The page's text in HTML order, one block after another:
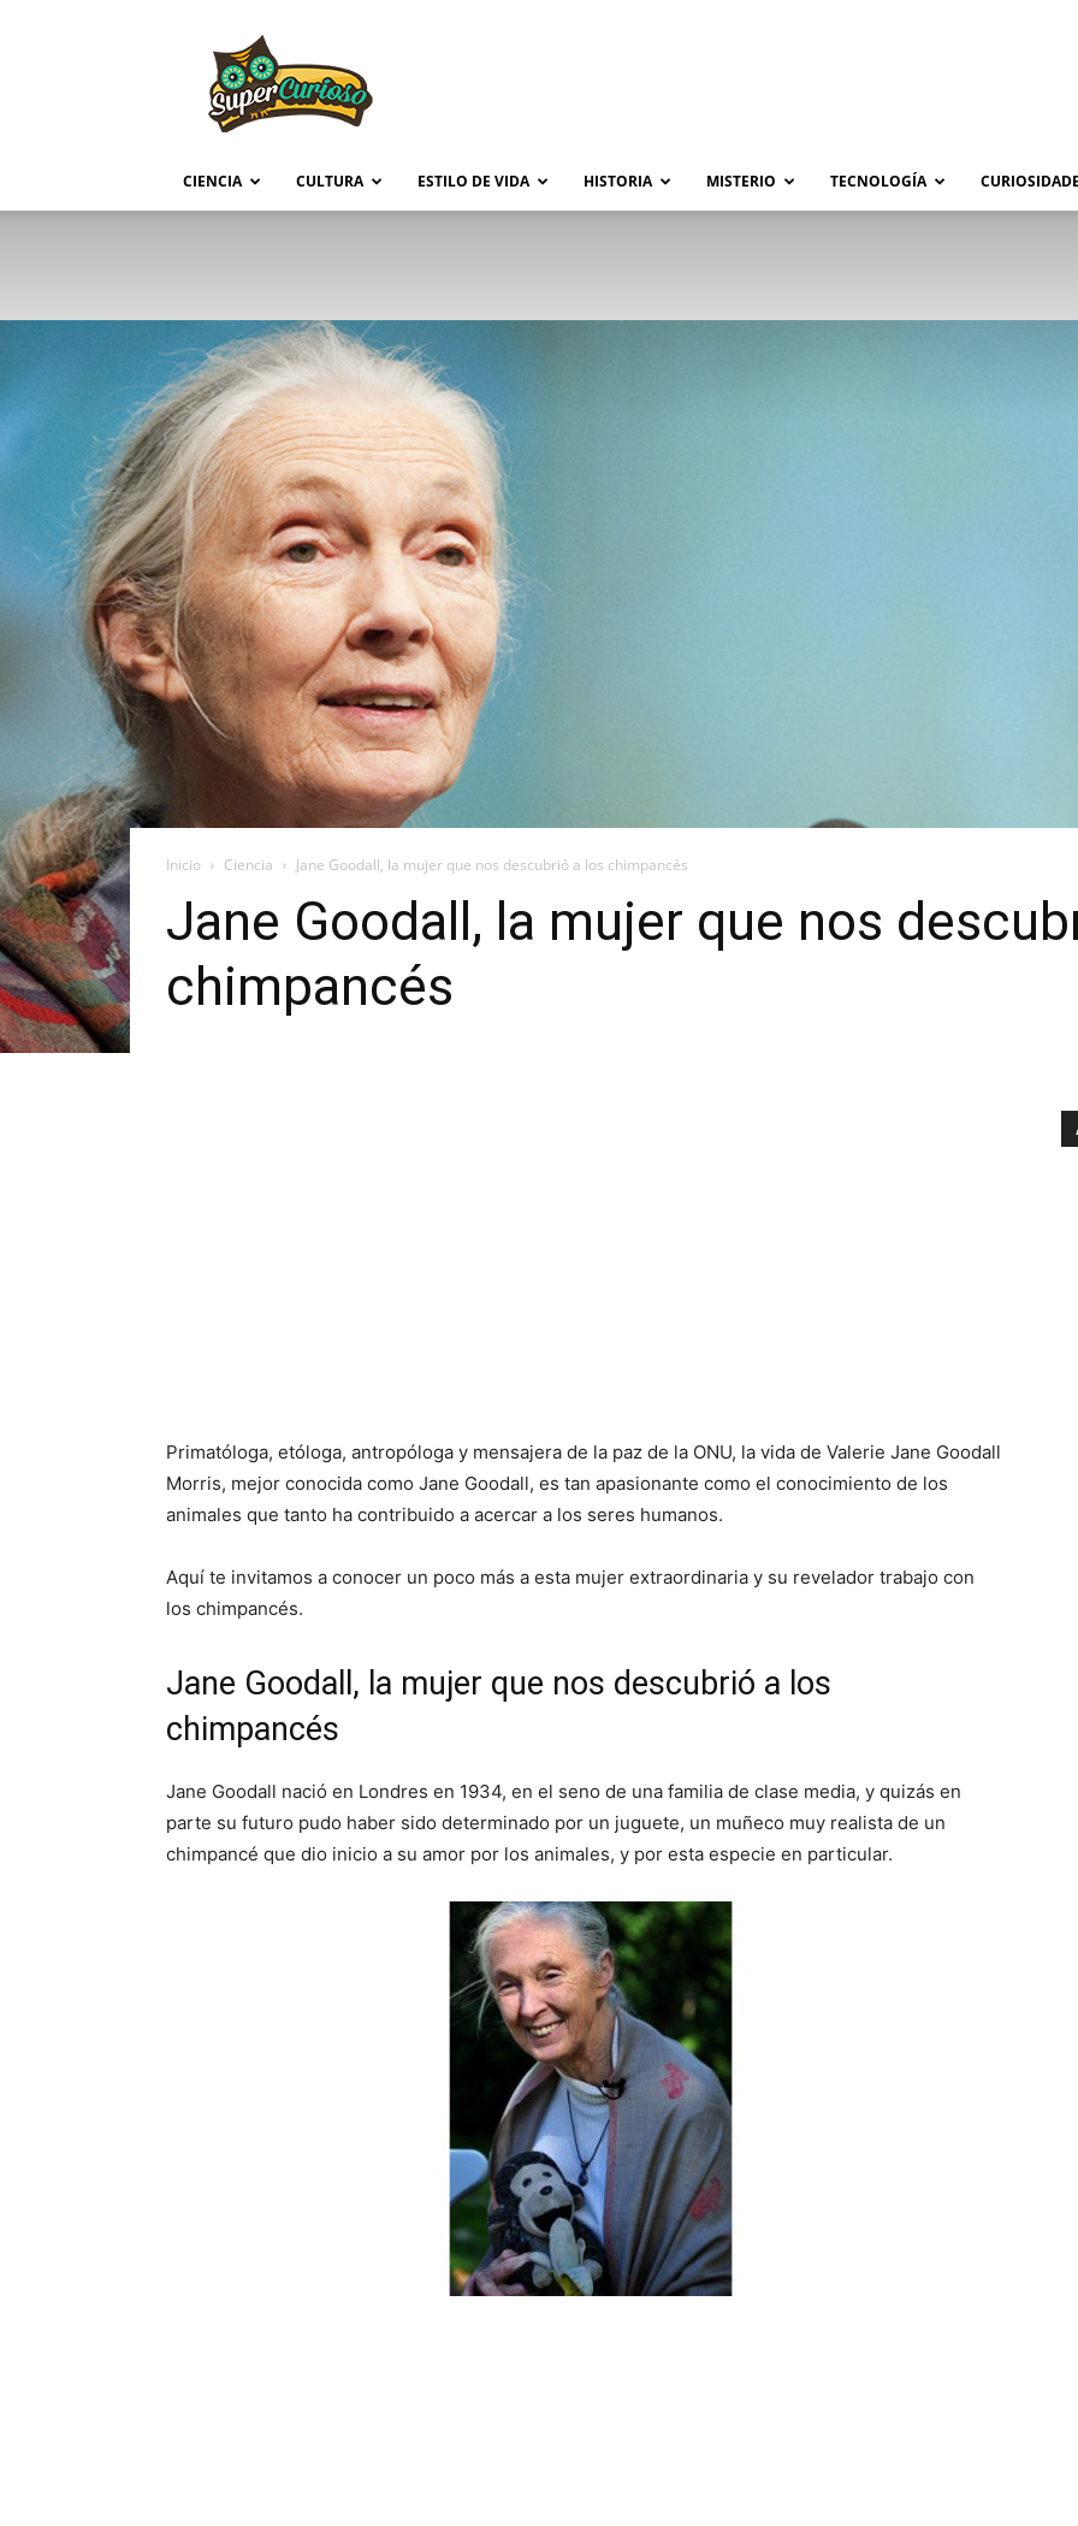
CIENCIA CULTURA ESTILO DE VIDA HISTORIA MISTERIO TECNOLOGÍA
Inicio Ciencia Jane Goodall, la mujer que nos descubrió a los chimpancés
Jane Goodall, la mujer que nos
chimpancés
Primatóloga, etóloga, antropóloga y mensajera de la paz de la ONU, la vida de Valerie Jane Goodall
Morris, mejor conocida como Jane Goodall, es tan apasionante como el conocimiento de los
animales que tanto ha contribuido a acercar a los seres humanos.
Aquí te invitamos a conocer un poco más a esta mujer extraordinaria y su revelador trabajo con
los chimpancés.
Jane Goodall, la mujer que nos descubrió a los
chimpancés
Jane Goodall nació en Londres en 1934, en el seno de una familia de clase media, y quizás en
parte su futuro pudo haber sido determinado por un juguete, un muñeco muy realista de un
chimpancé que dio inicio a su amor por los animales, y por esta especie en particular.